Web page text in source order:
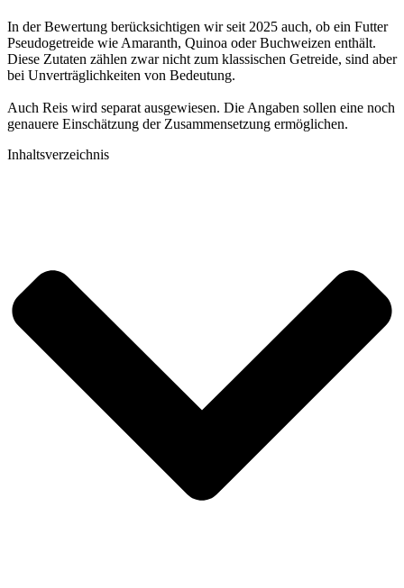
In der Bewertung berücksichtigen wir seit 2025 auch, ob ein Futter
Pseudogetreide wie Amaranth, Quinoa oder Buchweizen enthält.
Diese Zutaten zählen zwar nicht zum klassischen Getreide, sind aber
bei Unverträglichkeiten von Bedeutung.
Auch Reis wird separat ausgewiesen. Die Angaben sollen eine noch
genauere Einschätzung der Zusammensetzung ermöglichen.
Inhaltsverzeichnis​